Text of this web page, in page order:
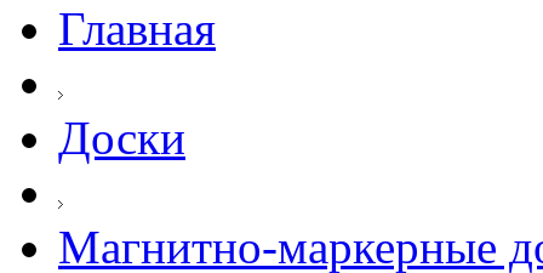
Главная
Доски
Магнитно-маркерные